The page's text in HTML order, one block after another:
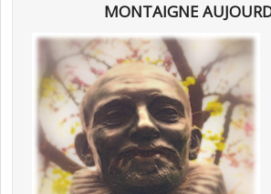
MONTAIGNE